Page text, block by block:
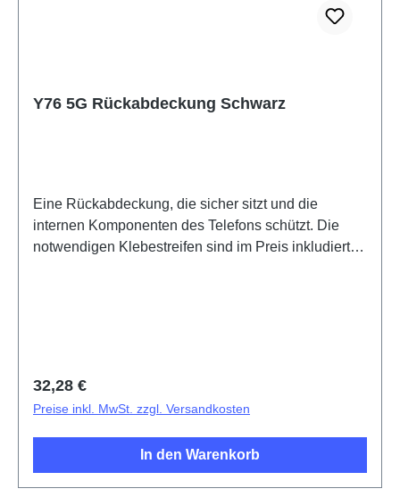
Y76 5G Rückabdeckung Schwarz
Eine Rückabdeckung, die sicher sitzt und die
internen Komponenten des Telefons schützt. Die
notwendigen Klebestreifen sind im Preis inkludiert
Regulärer Preis:
32,28 €
Preise inkl. MwSt. zzgl. Versandkosten
In den Warenkorb